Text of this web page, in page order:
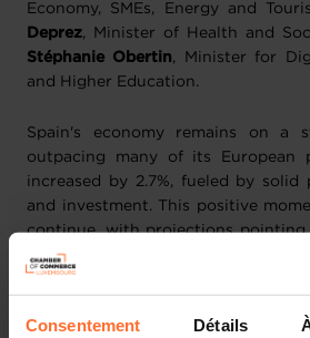
Consentement Détails
Economy, SMEs, Energy and
Deprez, Minister of Health and
Stéphanie Obertin, Minister for
and Higher Education.
Spain's economy remains on a
outpacing many of its European
increased by 2.7%, fueled by solid
and investment. This positive
continue, with projections pointing
in 2025 and 2.2% in 2026.
accounting for approximately